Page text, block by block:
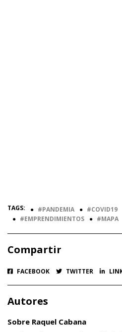
TAGS: ● PANDEMIA ● COVID19
●
EMPRENDIMIENTOS ● MAPA
Compartir
FACEBOOK TWITTER
Autores
Sobre Raquel Cabana